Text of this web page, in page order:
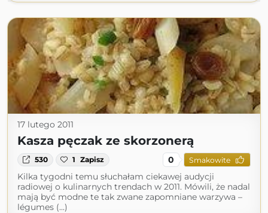
17 lutego 2011
Kasza pęczak ze skorzonerą
530 1 Zapisz 0 Smakowite
Kilka tygodni temu słuchałam ciekawej audycji
radiowej o kulinarnych trendach w 2011. Mówili, że nadal
mają być modne te tak zwane zapomniane warzywa –
légumes (...)